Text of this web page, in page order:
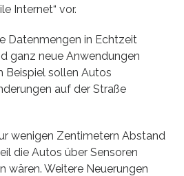
Internet“ vor.
Datenmengen in Echtzeit
ganz neue Anwendungen
Beispiel sollen Autos
auf der Straße
wenigen Zentimetern Abstand
die Autos über Sensoren
wären. Weitere Neuerungen